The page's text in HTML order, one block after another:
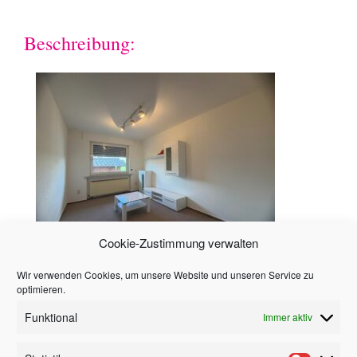
Cookie-Zustimmung verwalten
Wir verwenden Cookies, um unsere Website und unseren Service zu
optimieren.
Funktional Immer aktiv
Beschreibung:
Hinweis
Alle in diesem Angebot enthaltenen Angaben,